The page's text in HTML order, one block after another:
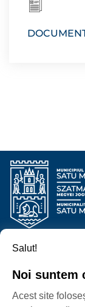
P-ȚA 25
Salut!
Noi suntem
Acest site